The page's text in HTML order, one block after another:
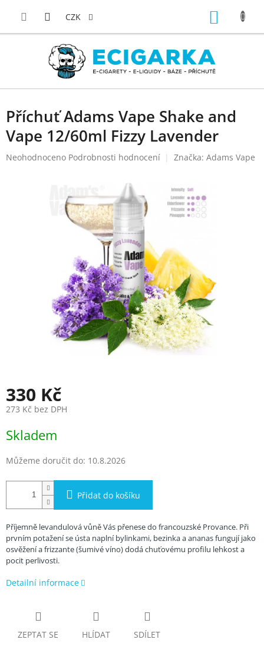
CZK
Příchuť Adams Vape Shake and
Vape 12/60ml Fizzy Lavender
Průměrné
Neohodnoceno Podrobnosti hodnocení Značka: Adams Vape
330 Kč
273 Kč bez DPH
cena:
Skladem
Můžeme doručit do: 10.8.2026
Přidat do košíku
Příjemně levandulová vůně Vás přenese do francouzské Provance. Při
prvním potažení se ústa naplní bylinkami, bezinka a ananas fungují jako
osvěžení a frizzante (šumivé víno) dodá chuťovému profilu lehkost a
pocit perlivosti.
Detailní informace
ZEPTAT SE HLÍDAT SDÍLET